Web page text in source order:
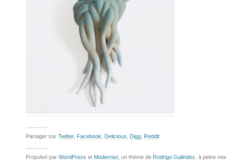
Partager sur Twitter, Facebook Delicious Digg Reddit
Propulsé par WordPress et Modernist , un thème de Rodrigo Galindez , à peine